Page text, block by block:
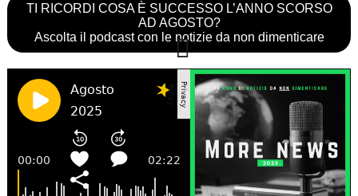
TI RICORDI COSA È SUCCESSO L’ANNO SCORSO
AD AGOSTO?
Ascolta il podcast con le notizie da non dimenticare